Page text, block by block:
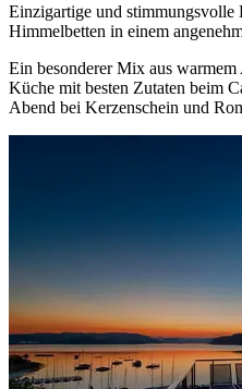
Einzigartige und stimmungsvolle
Himmelbetten in einem
Ein besonderer Mix aus
Küche mit besten Zutaten beim
Abend bei Kerzenschein und